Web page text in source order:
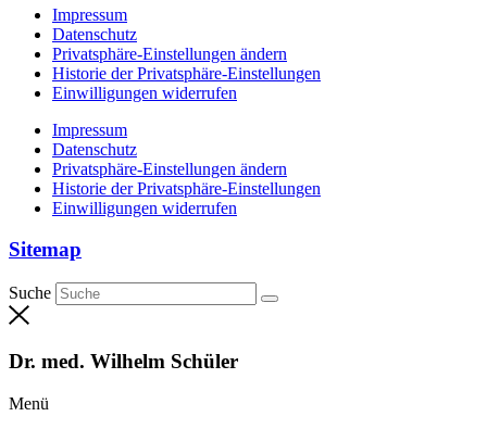
Impressum
Datenschutz
Privatsphäre-Einstellungen ändern
Historie der Privatsphäre-Einstellungen
Einwilligungen widerrufen
Impressum
Datenschutz
Privatsphäre-Einstellungen ändern
Historie der Privatsphäre-Einstellungen
Einwilligungen widerrufen
Sitemap
Suche
Dr. med. Wilhelm Schüler
Menü